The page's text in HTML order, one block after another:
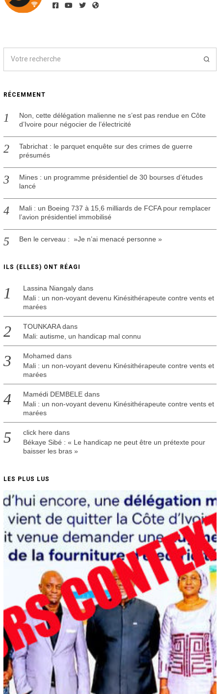
RÉCEMMENT
Non, cette délégation malienne ne s’est pas rendue en Côte
d’Ivoire pour négocier de l’électricité
Tabrichat : le parquet enquête sur des crimes de guerre
présumés
Mines : un programme présidentiel de 30 bourses d’études
lancé
Mali : un Boeing 737 à 15,6 milliards de FCFA pour remplacer
l’avion présidentiel immobilisé
Ben le cerveau : »Je n’ai menacé personne »
ILS (ELLES) ONT RÉAGI
Lassina Niangalydans
Mali : un non-voyant devenu Kinésithérapeute contre vents et
marées
TOUNKARAdans
Mali: autisme, un handicap mal connu
Mohamed dans
Mali : un non-voyant devenu Kinésithérapeute contre vents et
marées
Mamédi DEMBELEdans
Mali : un non-voyant devenu Kinésithérapeute contre vents et
marées
click here dans
Békaye Sibé : « Le handicap ne peut être un prétexte pour
baisser les bras »
LES PLUS LUS